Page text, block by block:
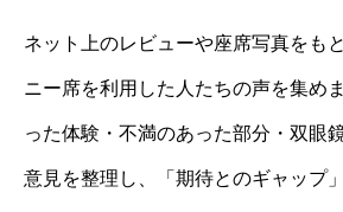
ネット上のレビューや座席写真をも
ニー席を利用した人たちの声を集め
った体験・不満のあった部分・双眼
意見を整理し、「期待とのギャップ